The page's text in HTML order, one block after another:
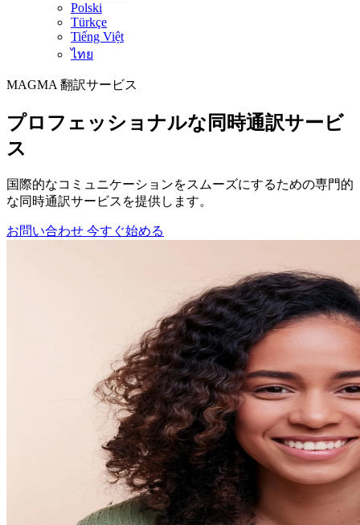
Polski
Türkçe
Tiếng Việt
ไทย
MAGMA 翻訳サービス
プロフェッショナルな同時通訳サービ
ス
国際的なコミュニケーションをスムーズにするための専門的
な同時通訳サービスを提供します。
お問い合わせ 今すぐ始める